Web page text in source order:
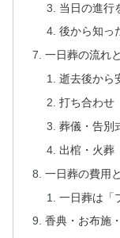
当日の進行
後から知っ
一日葬の流れ
逝去後から
打ち合わせ
葬儀・告別
出棺・火葬
一日葬の費用
一日葬は「
香典・お布施